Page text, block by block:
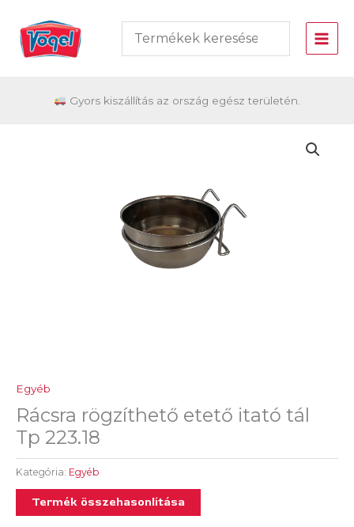
content
Gyors kiszállítás az ország egész területén.
Egyéb
Rácsra rögzíthető etető itató tál
Tp 223.18
Kategória: Egyéb
Termék összehasonlítása